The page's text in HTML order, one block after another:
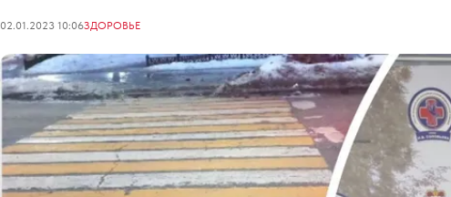
02.01.2023 10:06ЗДОРОВЬЕ